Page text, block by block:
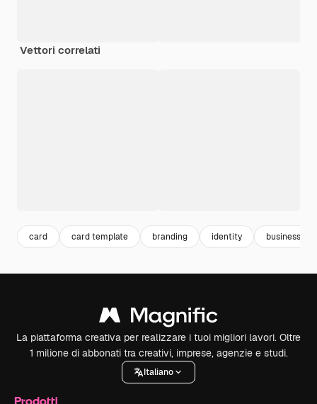
Vettori correlati
card card template branding identity business
La piattaforma creativa per realizzare i tuoi migliori lavori. Oltre
1 milione di abbonati tra creativi, imprese, agenzie e studi.
Italiano
Prodotti